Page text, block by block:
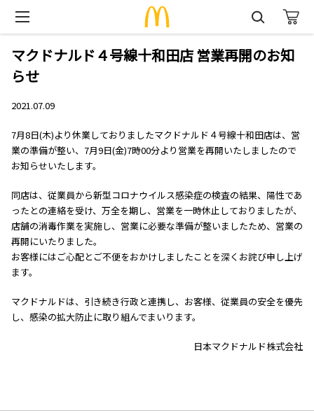
マクドナルド４号線十和田店 営業再開のお知
らせ
2021.07.09
7月8日(木)より休業しておりましたマクドナルド４号線十和田店は、営
業の準備が整い、7月9日(金)7時00分より営業を再開いたしましたので
お知らせいたします。
同店は、従業員から新型コロナウイルス感染症の検査の結果、陽性であ
ったとの連絡を受け、万全を期し、営業を一時休止しておりましたが、
店舗の消毒作業を実施し、営業に必要な準備が整いましたため、営業の
再開にいたりました。
お客様にはご心配とご不便をおかけしましたことを深くお詫び申し上げ
ます。
マクドナルドは、引き続き行政と連携し、お客様、従業員の安全を優先
し、感染の拡大防止に取り組んでまいります。
日本マクドナルド株式会社